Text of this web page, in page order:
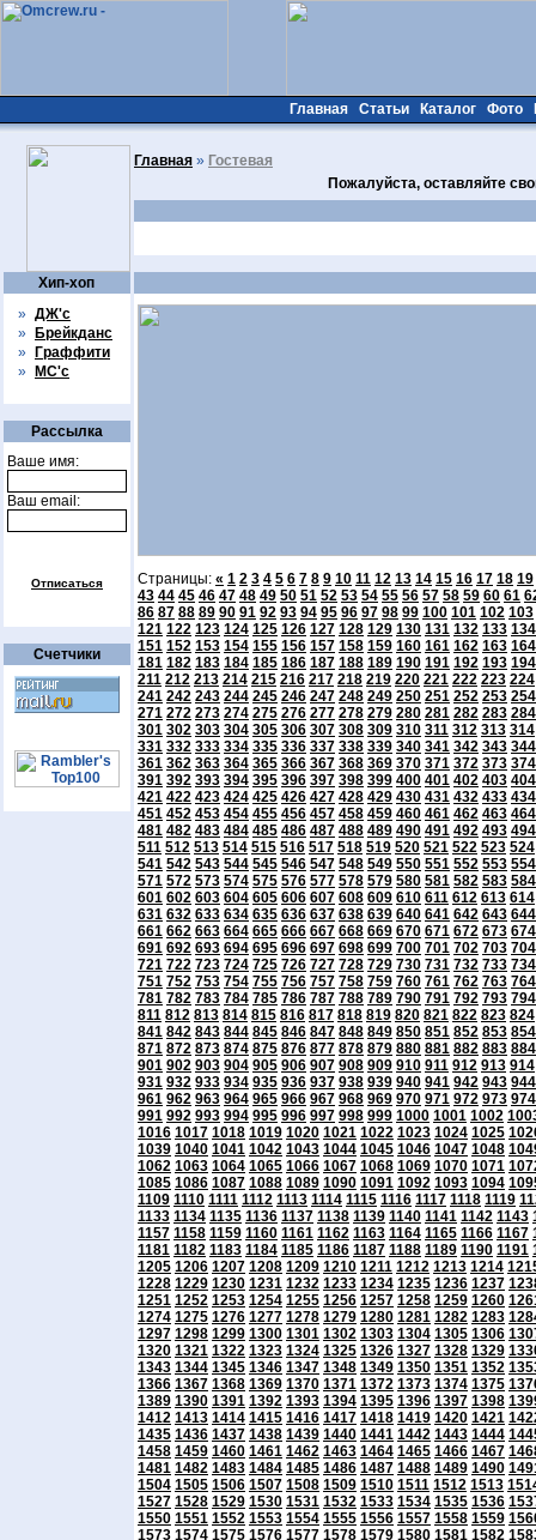
Хип-хоп
» ДЖ'с
»
Брейкданс
»
Граффити
»
МС'с
Рассылка
Ваше имя:
Ваш email:
Отписаться
Счетчики
Главная Статьи Каталог Фото
Главная » Гостевая
Пожалуйста, оставляйте
Страницы: « 1 2 3 4 5 6 7 8 9 10 11 12 13 14 15 16 17 18 19
43 44 45 46 47 48 49 50 51 52 53 54 55 56 57 58 59 60 61
86 87 88 89 90 91 92 93 94 95 96 97 98 99 100 101 102 103
121 122 123 124 125 126 127 128 129 130 131 132 133 134
151 152 153 154 155 156 157 158 159 160 161 162 163 164
181 182 183 184 185 186 187 188 189 190 191 192 193 194
211 212 213 214 215 216 217 218 219 220 221 222 223 224
241 242 243 244 245 246 247 248 249 250 251 252 253 254
271 272 273 274 275 276 277 278 279 280 281 282 283 284
301 302 303 304 305 306 307 308 309 310 311 312 313 314
331 332 333 334 335 336 337 338 339 340 341 342 343 344
361 362 363 364 365 366 367 368 369 370 371 372 373 374
391 392 393 394 395 396 397 398 399 400 401 402 403 404
421 422 423 424 425 426 427 428 429 430 431 432 433 434
451 452 453 454 455 456 457 458 459 460 461 462 463 464
481 482 483 484 485 486 487 488 489 490 491 492 493 494
511 512 513 514 515 516 517 518 519 520 521 522 523 524
541 542 543 544 545 546 547 548 549 550 551 552 553 554
571 572 573 574 575 576 577 578 579 580 581 582 583 584
601 602 603 604 605 606 607 608 609 610 611 612 613 614
631 632 633 634 635 636 637 638 639 640 641 642 643 644
661 662 663 664 665 666 667 668 669 670 671 672 673 674
691 692 693 694 695 696 697 698 699 700 701 702 703 704
721 722 723 724 725 726 727 728 729 730 731 732 733 734
751 752 753 754 755 756 757 758 759 760 761 762 763 764
781 782 783 784 785 786 787 788 789 790 791 792 793 794
811 812 813 814 815 816 817 818 819 820 821 822 823 824
841 842 843 844 845 846 847 848 849 850 851 852 853 854
871 872 873 874 875 876 877 878 879 880 881 882 883 884
901 902 903 904 905 906 907 908 909 910 911 912 913 914
931 932 933 934 935 936 937 938 939 940 941 942 943 944
961 962 963 964 965 966 967 968 969 970 971 972 973 974
991 992 993 994 995 996 997 998 999 1000 1001 1002
1016 1017 1018 1019 1020 1021 1022 1023 1024 1025
1039 1040 1041 1042 1043 1044 1045 1046 1047 1048
1062 1063 1064 1065 1066 1067 1068 1069 1070 1071
1085 1086 1087 1088 1089 1090 1091 1092 1093 1094
1109 1110 1111 1112 1113 1114 1115 1116 1117 1118 1119
1133 1134 1135 1136 1137 1138 1139 1140 1141 1142 1143
1157 1158 1159 1160 1161 1162 1163 1164 1165 1166 1167
1181 1182 1183 1184 1185 1186 1187 1188 1189 1190 1191
1205 1206 1207 1208 1209 1210 1211 1212 1213 1214
1228 1229 1230 1231 1232 1233 1234 1235 1236 1237
1251 1252 1253 1254 1255 1256 1257 1258 1259 1260
1274 1275 1276 1277 1278 1279 1280 1281 1282 1283
1297 1298 1299 1300 1301 1302 1303 1304 1305 1306
1320 1321 1322 1323 1324 1325 1326 1327 1328 1329
1343 1344 1345 1346 1347 1348 1349 1350 1351 1352
1366 1367 1368 1369 1370 1371 1372 1373 1374 1375
1389 1390 1391 1392 1393 1394 1395 1396 1397 1398
1412 1413 1414 1415 1416 1417 1418 1419 1420 1421
1435 1436 1437 1438 1439 1440 1441 1442 1443 1444
1458 1459 1460 1461 1462 1463 1464 1465 1466 1467
1481 1482 1483 1484 1485 1486 1487 1488 1489 1490
1504 1505 1506 1507 1508 1509 1510 1511 1512 1513
1527 1528 1529 1530 1531 1532 1533 1534 1535 1536
1550 1551 1552 1553 1554 1555 1556 1557 1558 1559
1573 1574 1575 1576 1577 1578 1579 1580 1581 1582